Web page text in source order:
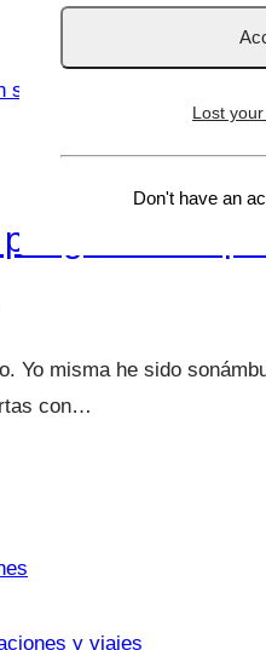
Yo misma he sido
con…
y viajes
Lost
Don't have an